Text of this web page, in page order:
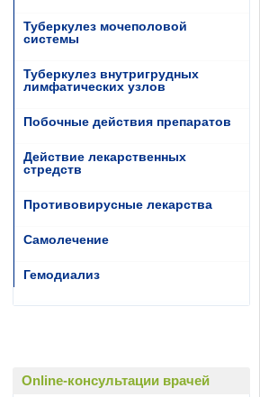
Туберкулез мочеполовой
системы
Туберкулез внутригрудных
лимфатических узлов
Побочные действия препаратов
Действие лекарственных
стредств
Противовирусные лекарства
Самолечение
Гемодиализ
Online-консультации врачей